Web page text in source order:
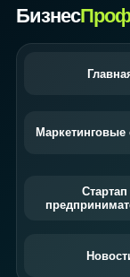
Бизнес
Маркетинговые
Стартап